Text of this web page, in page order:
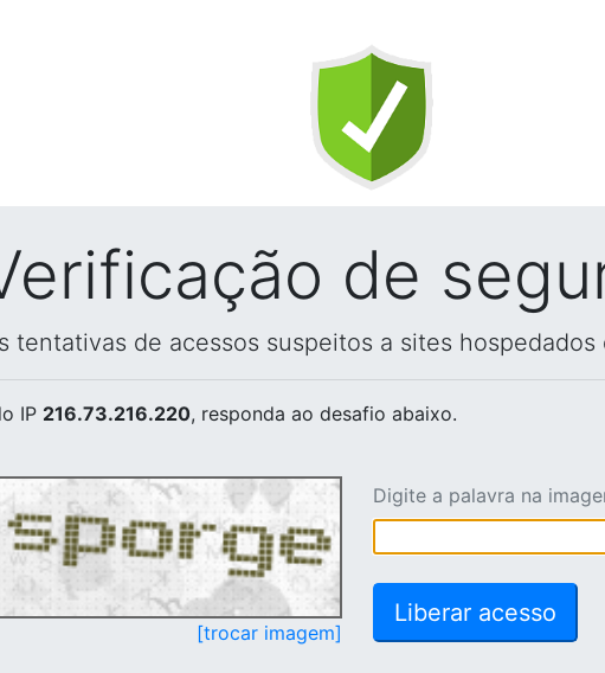
de
tentativas de acessos suspeitos a sites hospedados
IP 216.73.216.220, responda ao desafio abaixo.
[trocar imagem]
Digite a palavra na